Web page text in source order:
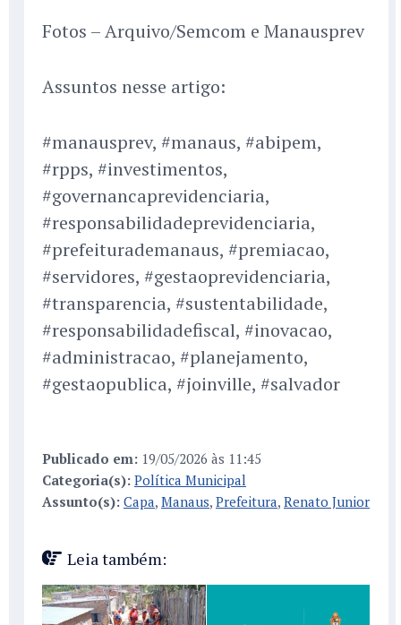
Fotos – Arquivo/Semcom e Manausprev
Assuntos nesse artigo:
#manausprev, #manaus, #abipem,
#rpps, #investimentos,
#governancaprevidenciaria,
#responsabilidadeprevidenciaria,
#prefeiturademanaus, #premiacao,
#servidores, #gestaoprevidenciaria,
#transparencia, #sustentabilidade,
#responsabilidadefiscal, #inovacao,
#administracao, #planejamento,
#gestaopublica, #joinville, #salvador
Publicado em: 19/05/2026 às 11:45
Categoria(s): Política Municipal
Assunto(s): Capa, Manaus, Prefeitura, Renato Junior
Leia também: